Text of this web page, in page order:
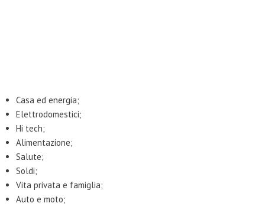
Casa ed energia;
Elettrodomestici;
Hi tech;
Alimentazione;
Salute;
Soldi;
Vita privata e famiglia;
Auto e moto;